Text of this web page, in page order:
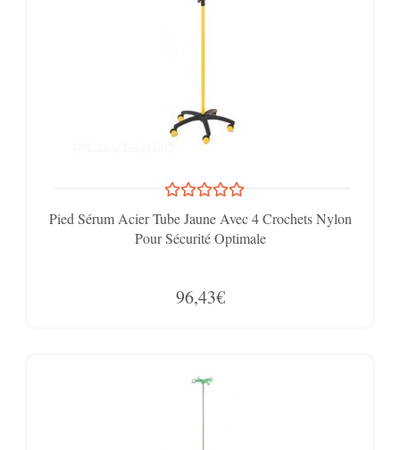
Pied Sérum Acier Tube Jaune Avec 4 Crochets Nylon
Pour Sécurité Optimale
96,43€